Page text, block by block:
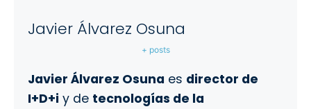
Javier Álvarez Osuna
+ posts
Javier Álvarez Osuna es director de
I+D+i y de tecnologías de la